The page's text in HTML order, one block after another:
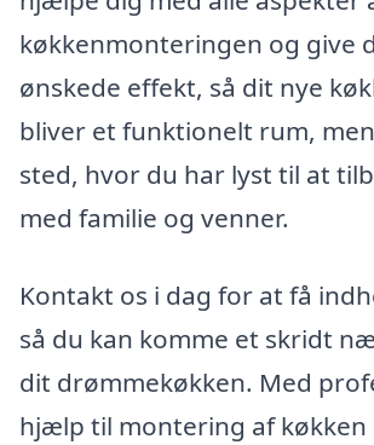
køkkenmonteringen og give
ønskede effekt, så dit nye
bliver et funktionelt rum,
sted, hvor du har lyst til at
med familie og venner.
Kontakt os i dag for at få
så du kan komme et skridt
dit drømmekøkken. Med
hjælp til montering af køkken